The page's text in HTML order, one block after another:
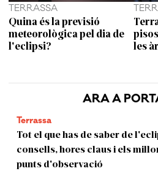
ARA A
Terrassa
Tot el que has de saber de
consells, hores claus i els
punts d'observació
TERRASSA
Quina és la previsió
meteorològica pel dia de
l'eclipsi?
les